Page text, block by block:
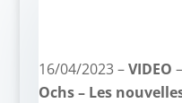
16/04/2023 –VIDEO –
Ochs – Les